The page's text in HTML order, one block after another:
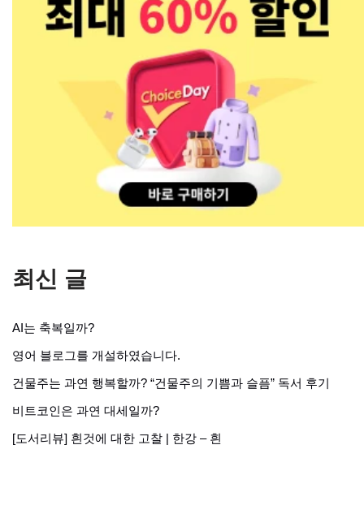
최신 글
AI는 축복일까?
영어 블로그를 개설하였습니다.
건물주는 과연 행복할까? “건물주의 기쁨과 슬픔” 독서 후기
비트코인은 과연 대세일까?
[도서리뷰] 흰것에 대한 고찰 | 한강 – 흰